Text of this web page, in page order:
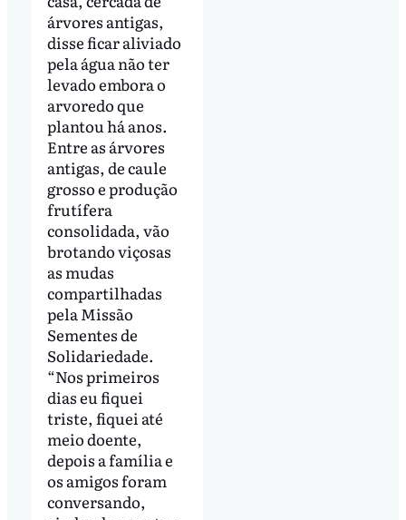
árvores antigas,
disse ficar aliviado
pela água não ter
levado embora o
arvoredo que
plantou há anos.
Entre as árvores
antigas, de caule
grosso e produção
frutífera
consolidada, vão
brotando viçosas
as mudas
compartilhadas
pela Missão
Sementes de
Solidariedade.
“Nos primeiros
dias eu fiquei
triste, fiquei até
meio doente,
depois a família e
os amigos foram
conversando,